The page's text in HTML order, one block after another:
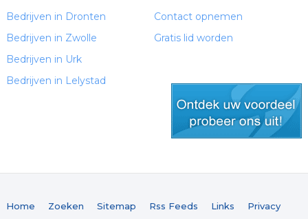
Bedrijven in Dronten
Bedrijven in Zwolle
Bedrijven in Urk
Bedrijven in Lelystad
Contact opnemen
Gratis lid worden
Home Zoeken Sitemap Rss Feeds Links Privacy